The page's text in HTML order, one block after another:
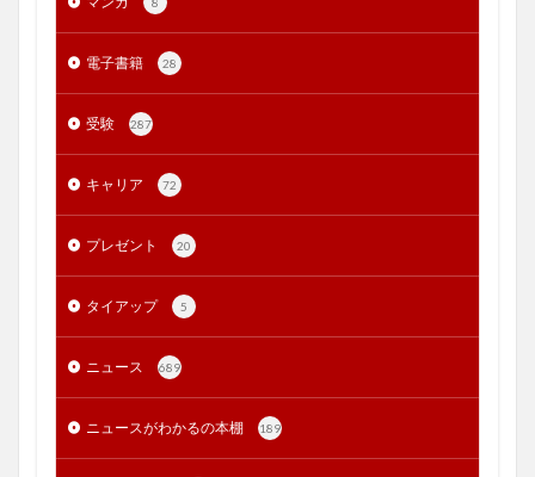
電子書籍 28
受験 287
キャリア 72
プレゼント 20
タイアップ 5
ニュース 689
ニュースがわかるの本棚 189